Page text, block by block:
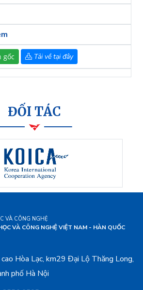
gốc Tải về tại đây
ĐỐI TÁC
VÀ CÔNG NGHỆ
VÀ CÔNG NGHỆ VIỆT NAM - HÀN QUỐC
cao Hòa Lạc, km29 Đại Lộ Thăng Long,
phố Hà Nội